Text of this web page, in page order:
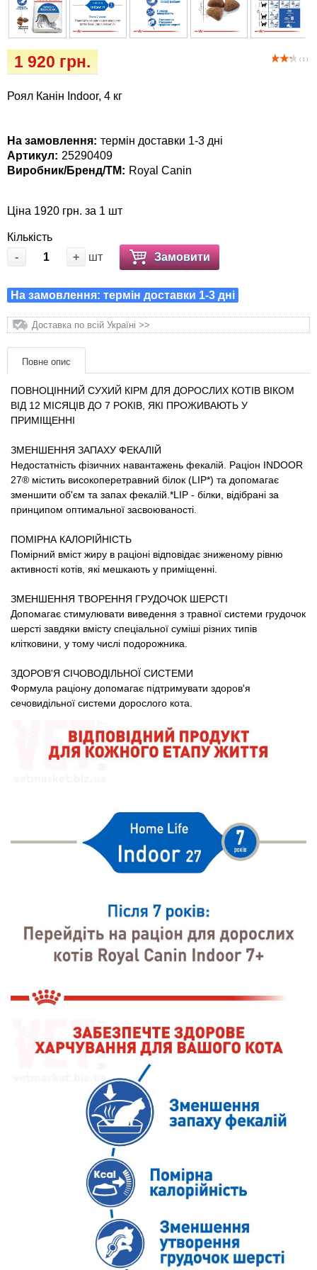
( 1 )
1 920 грн.
Роял Канін Indoor, 4 кг
На замовлення: термін доставки 1-3 дні
Артикул: 25290409
Виробник/Бренд/ТМ: Royal Canin
Ціна 1920 грн. за 1 шт
Кількість
-
+ шт Замовити
На замовлення: термін доставки 1-3 дні
Доставка по всій Україні >>
Повне опис
ПОВНОЦІННИЙ СУХИЙ КІРМ ДЛЯ ДОРОСЛИХ КОТІВ ВІКОМ
ВІД 12 МІСЯЦІВ ДО 7 РОКІВ, ЯКІ ПРОЖИВАЮТЬ У
ПРИМІЩЕННІ
ЗМЕНШЕННЯ ЗАПАХУ ФЕКАЛІЙ
Недостатність фізичних навантажень фекалій. Раціон INDOOR
27® містить високоперетравний білок (LIP*) та допомагає
зменшити об'єм та запах фекалій.*LIP - білки, відібрані за
принципом оптимальної засвоюваності.
ПОМІРНА КАЛОРІЙНІСТЬ
Помірний вміст жиру в раціоні відповідає зниженому рівню
активності котів, які мешкають у приміщенні.
ЗМЕНШЕННЯ ТВОРЕННЯ ГРУДОЧОК ШЕРСТІ
Допомагає стимулювати виведення з травної системи грудочок
шерсті завдяки вмісту спеціальної суміші різних типів
клітковини, у тому числі подорожника.
ЗДОРОВ'Я СІЧОВОДІЛЬНОЇ СИСТЕМИ
Формула раціону допомагає підтримувати здоров'я
сечовидільної системи дорослого кота.
Ласощі та корма
Vet Diet Canine Wet - ветеринарные диеты
для собак
Лежаки, будиночки, охолоджуючи
килимки
Одяг та взуття
Післяопераційні засоби та витратні
матеріали
Подарункові сертифікати
Товари для голубів
Товари для гризунів
Товари для коней
Хозряд - господарчі товари оптом
Популярні зоотоварі
Архів / Знято з виробництва